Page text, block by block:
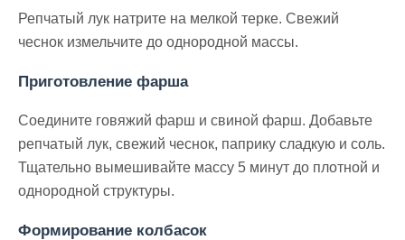
Репчатый лук натрите на мелкой терке. Свежий
чеснок измельчите до однородной массы.
Приготовление фарша
Соедините говяжий фарш и свиной фарш. Добавьте
репчатый лук, свежий чеснок, паприку сладкую и соль.
Тщательно вымешивайте массу 5 минут до плотной и
однородной структуры.
Формирование колбасок